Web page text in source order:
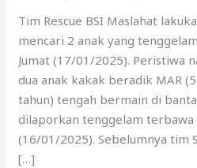
Tim Rescue BSI Maslahat
mencari 2 anak yang
Jumat (17/01/2025). Peristiwa
dua anak kakak beradik MAR
tahun) tengah bermain di
dilaporkan tenggelam terbawa
(16/01/2025). Sebelumnya tim
[…]